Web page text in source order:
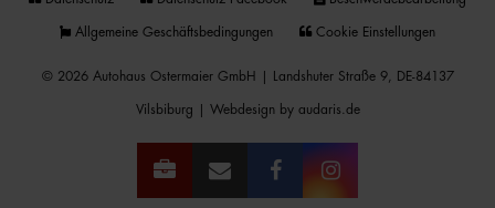
Allgemeine Geschäftsbedingungen Cookie Einstellungen
© 2026 Autohaus Ostermaier GmbH | Landshuter Straße 9, DE-84137
Vilsbiburg | Webdesign by audaris.de